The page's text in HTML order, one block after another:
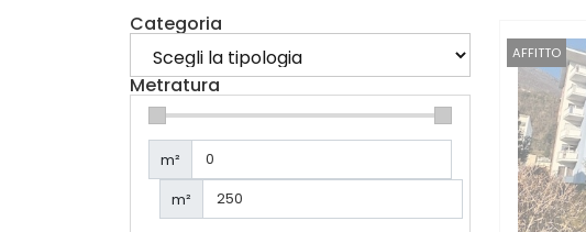
Categoria
Metratura
m²
m²
AFFITTO